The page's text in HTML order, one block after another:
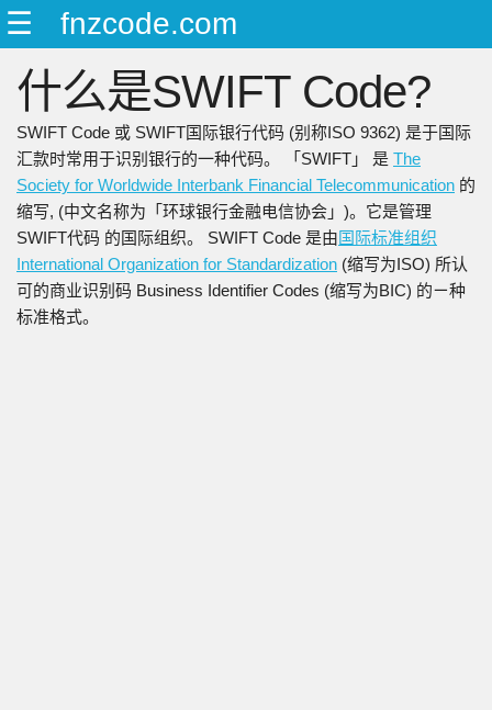
☰ fnzcode.com
日本語
简中
繁中
什么是SWIFT Code?
SWIFT Code 或 SWIFT国际银行代码 (别称ISO 9362) 是于国际
汇款时常用于识别银行的一种代码。 「SWIFT」 是 The
Society for Worldwide Interbank Financial Telecommunication 的
缩写, (中文名称为「环球银行金融电信协会」)。它是管理
SWIFT代码 的国际组织。 SWIFT Code 是由国际标准组织
International Organization for Standardization (缩写为ISO) 所认
可的商业识别码 Business Identifier Codes (缩写为BIC) 的ㄧ种
标准格式。